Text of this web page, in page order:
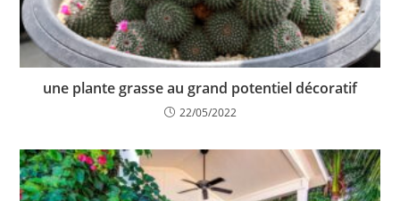
une plante grasse au grand potentiel décoratif
22/05/2022